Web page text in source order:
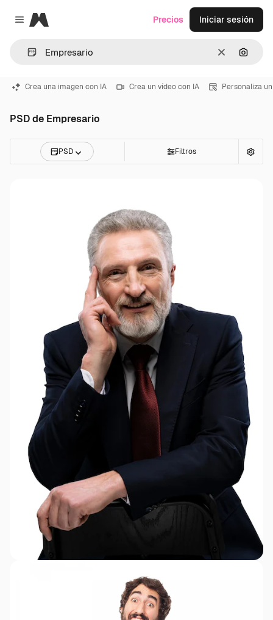
Close menu
Magnific
Borrar
Precios Iniciar sesión
Crea una imagen con IA Crea un vídeo con IA Personaliza
PSD de Empresario
PSD Filtros